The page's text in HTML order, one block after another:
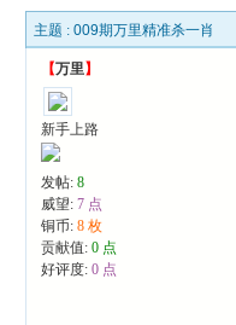
主题 :009期万里精准杀一肖
【万里】
新手上路
发帖:8
威望:7 点
铜币:8 枚
贡献值:0 点
好评度:0 点